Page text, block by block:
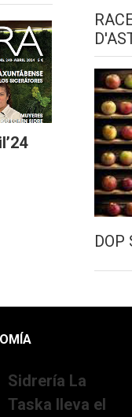
DOP
Sidrería La
Taska lleva el